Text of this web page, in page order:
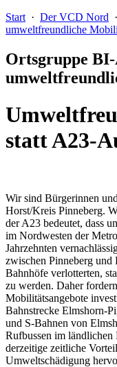
Start · Der VCD Nord ·
umweltfreundliche
Ortsgruppe
statt A23-
Wir sind Bürgerinnen
Horst/Kreis Pinneberg.
der A23 bedeutet, dass
im Nordwesten der
Jahrzehnten
zwischen Pinneberg und
Bahnhöfe verlotterten,
zu werden. Daher
Mobilitätsangebote
Bahnstrecke Elmshorn-
und S-Bahnen von
Rufbussen im ländlichen
derzeitige zeitliche
Umweltschädigung